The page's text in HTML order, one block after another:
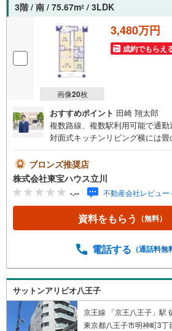
3階 / 南 / 75.67m2 / 3LDK
画像20枚
3,480万円
成約でもらえ
おすすめポイント 田崎 翔太郎
複数路線、複数駅利用可能で通
対面式キッチンリビング横には
た玄関ポーチ付【営業時間 9:00
話が繋がりやすくなっております
合わせが集中するため、お早めに
内・現地を見学する」ボタンより
がスムーズです。ご見学の際は
【東宝ハウス立川のポイント】
ます。・どこの銀行で借りると
てどうすればいいの？◆ファイナ
談◆お金に関するあらゆるご相談
ランのシミュレーション・生活
やすくグラフに表示・お客様のラ
計画のご提案
ブロンズ推奨店
株式会社東宝ハウス立川
-.-- 不動産会社レビュー
資料をもらう （無料）
電話する （通話料無
サットンアリビオ八王子
京王線 「京王八王子」駅
東京都八王子市明神町3丁